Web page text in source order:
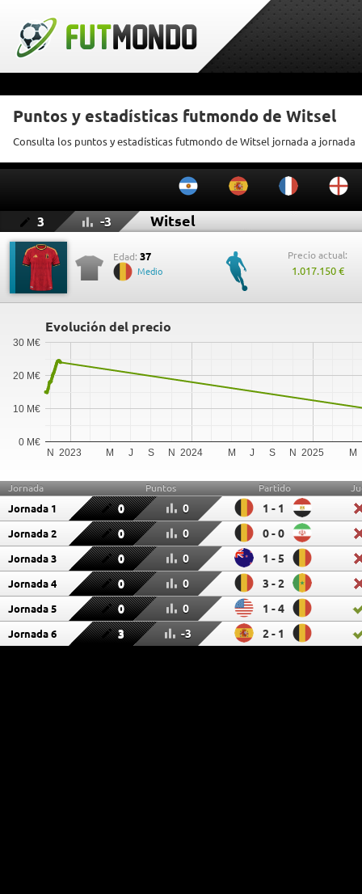
Puntos y estadísticas futmondo de Witsel
Consulta los puntos y estadísticas futmondo de Witsel jornada a jornada
3 -3 Witsel
Edad: 37
Medio
Precio actual:
1.017.150 €
Evolución del precio
2023 2024 2025
N M J S N M J S N M
0 M€
10 M€
20 M€
30 M€
Jornada Puntos Partido
Jornada 1 0 0 1 - 1
Jornada 2 0 0 0 - 0
Jornada 3 0 0 1 - 5
Jornada 4 0 0 3 - 2
Jornada 5 0 0 1 - 4
Jornada 6 3 -3 2 - 1